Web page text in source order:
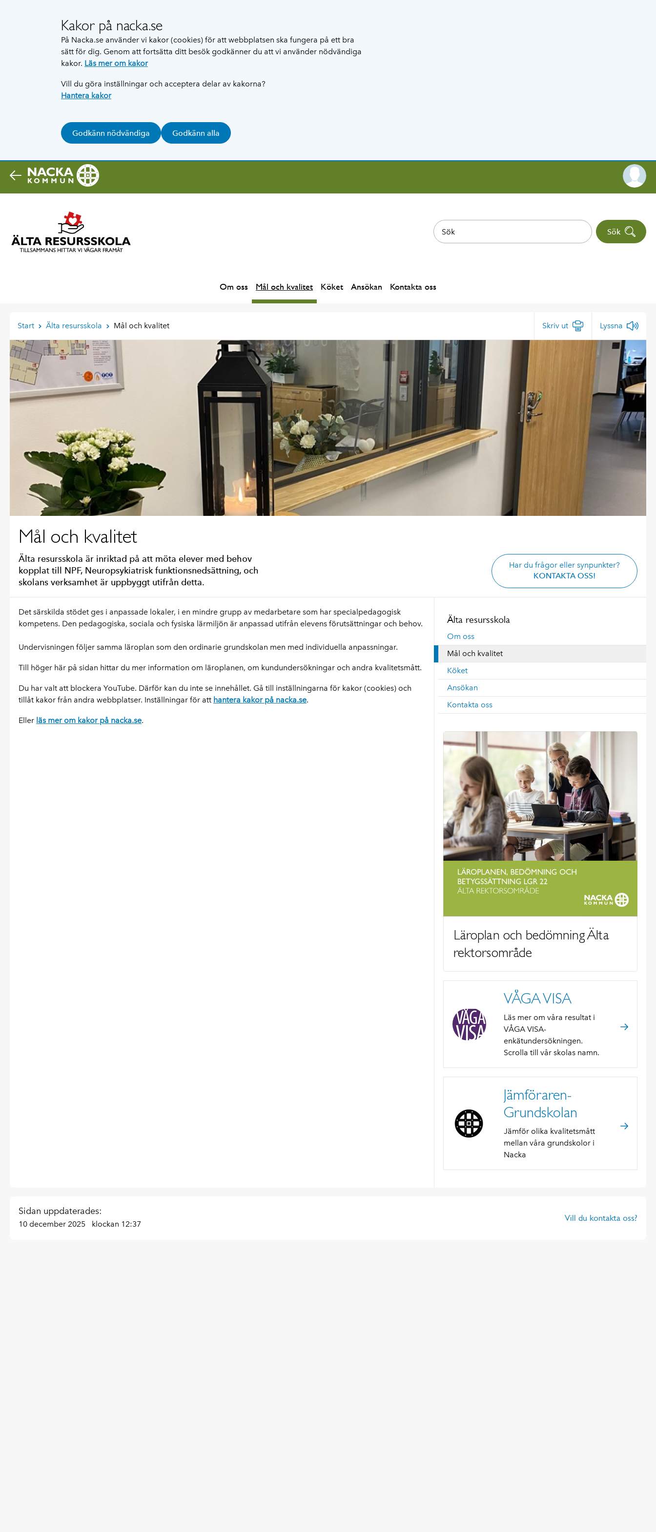
Kakor på nacka.se
På Nacka.se använder vi kakor (cookies) för att webbplatsen ska fungera på ett bra
sätt för dig. Genom att fortsätta ditt besök godkänner du att vi använder nödvändiga
kakor. Läs mer om kakor
Vill du göra inställningar och acceptera delar av kakorna?
Hantera kakor
Godkänn nödvändiga Godkänn alla
Sök
Om oss Mål och kvalitet Köket Ansökan Kontakta oss
Start Älta resursskola Mål och kvalitet Skriv ut Lyssna
Mål och kvalitet
Älta resursskola är inriktad på att möta elever med behov
kopplat till NPF, Neuropsykiatrisk funktionsnedsättning, och
skolans verksamhet är uppbyggt utifrån detta.
Har du frågor eller synpunkter?
KONTAKTA OSS!
Älta resursskola
Om oss
Mål och kvalitet
Köket
Ansökan
Kontakta oss
Läroplan och bedömning Älta
rektorsområde
VÅGA VISA
Läs mer om våra resultat i
VÅGA VISA-
enkätundersökningen.
Scrolla till vår skolas namn.
Jämföraren-
Grundskolan
Jämför olika kvalitetsmått
mellan våra grundskolor i
Nacka
Det särskilda stödet ges i anpassade lokaler, i en mindre grupp av medarbetare som har specialpedagogisk
kompetens. Den pedagogiska, sociala och fysiska lärmiljön är anpassad utifrån elevens förutsättningar och behov.
Undervisningen följer samma läroplan som den ordinarie grundskolan men med individuella anpassningar.
Till höger här på sidan hittar du mer information om läroplanen, om kundundersökningar och andra kvalitetsmått.
Du har valt att blockera YouTube. Därför kan du inte se innehållet. Gå till inställningarna för kakor (cookies) och
tillåt kakor från andra webbplatser. Inställningar för att hantera kakor på nacka.se.
Eller läs mer om kakor på nacka.se.
Sidan uppdaterades:
10 december 2025 klockan 12:37
Vill du kontakta oss?